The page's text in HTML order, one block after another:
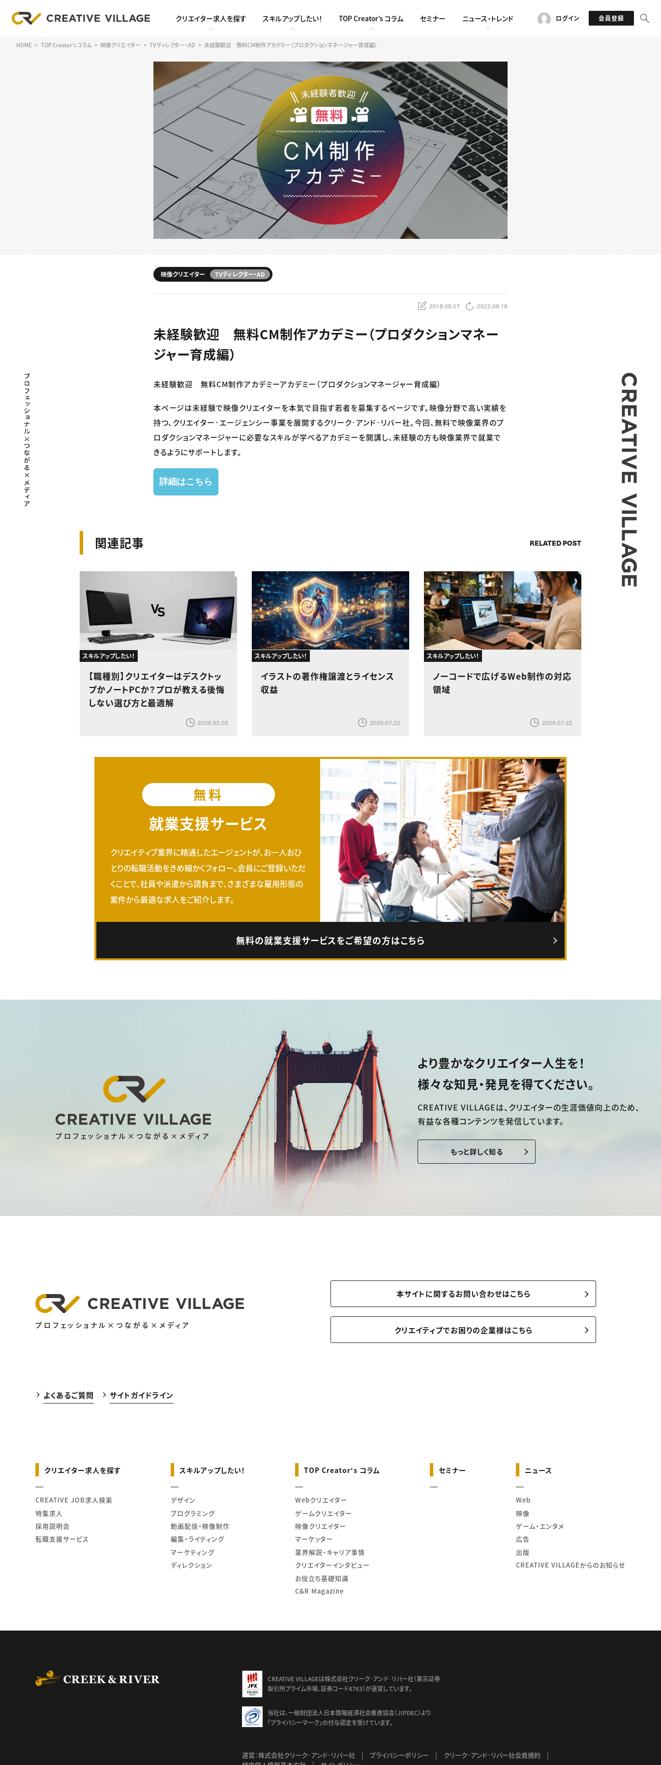
クリエイター求人を探す スキルアップしたい！ TOP Creator’s コラム セミナー ニュース・トレンド ログイン 会員登録
HOME TOP Creator's コラム 映像クリエイター TVディレクター・AD 未経験歓迎 無料CM制作アカデミー（プロダクションマネージャー育成編）
映像クリエイター TVディレクター・AD
2018.08.07 2022.08.19
未経験歓迎 無料CM制作アカデミー（プロダクションマネー
ジャー育成編）
未経験歓迎 無料CM制作アカデミーアカデミー（プロダクションマネージャー育成編）
本ページは未経験で映像クリエイターを本気で目指す若者を募集するページです。映像分野で高い実績を
持つ、クリエイター･エージェンシー事業を展開するクリーク･アンド･リバー社。今回、無料で映像業界のプ
ロダクションマネージャーに必要なスキルが学べるアカデミーを開講し、未経験の方も映像業界で就業で
きるようにサポートします。
詳細はこちら
関連記事 RELATED POST
スキルアップしたい！
【職種別】クリエイターはデスクトッ
プかノートPCか？プロが教える後悔
しない選び方と最適解
2026.02.03
スキルアップしたい！
イラストの著作権譲渡とライセンス
収益
2026.07.22
スキルアップしたい！
ノーコードで広げるWeb制作の対応
領域
2026.07.22
無料
就業支援サービス
クリエイティブ業界に精通したエージェントが、お一人おひ
とりの転職活動をきめ細かくフォロー。会員にご登録いただ
くことで、社員や派遣から請負まで、さまざまな雇用形態の
案件から最適な求人をご紹介します。
無料の就業支援サービスをご希望の方はこちら
プロフェッショナル×つながる×メディア
より豊かなクリエイター人生を！
様々な知見・発見を得てください。
CREATIVE VILLAGEは、 クリエイターの生涯価値向上のため、
有益な各種コンテンツを発信しています。
もっと詳しく知る
プロフェッショナル×つながる×メディア
本サイトに関するお問い合わせはこちら
クリエイティブでお困りの企業様はこちら
よくあるご質問 サイトガイドライン
クリエイター求人を探す
CREATIVE JOB求人検索
特集求人
採用説明会
転職支援サービス
スキルアップしたい！
デザイン
プログラミング
動画配信・映像制作
編集・ライティング
マーケティング
ディレクション
TOP Creator‘s コラム
Webクリエイター
ゲームクリエイター
映像クリエイター
マーケッター
業界解説・キャリア事情
クリエイターインタビュー
お役立ち基礎知識
C&R Magazine
セミナー ニュース
Web
映像
ゲーム・エンタメ
広告
出版
CREATIVE VILLAGEからのお知らせ
CREATIVE VILLAGEは株式会社クリーク･アンド･リバー社（東京証券
取引所プライム市場、証券コード4763）が運営しています。
当社は、一般財団法人日本情報経済社会推進協会（JIPDEC）より
「プライバシーマーク」の付与認定を受けています。
運営：株式会社クリーク･アンド･リバー社 プライバシーポリシー
クリーク･アンド･リバー社会員規約